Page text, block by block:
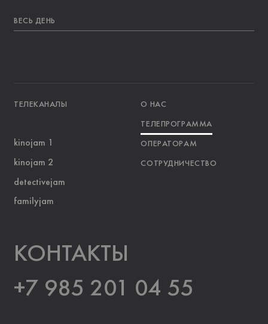
ВЕСЬ ДЕНЬ
ТЕЛЕКАНАЛЫ О НАС
ТЕЛЕПРОГРАММА
ОПЕРАТОРАМ
СОТРУДНИЧЕСТВО
kinojam 1
kinojam 2
detectivejam
familyjam
KOНТАКТЫ
+7 985 201 04 55